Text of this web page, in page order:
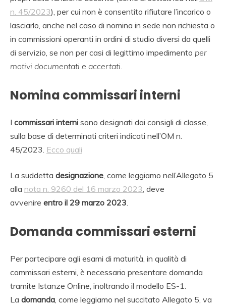
n. 45/2023), per cui non è consentito rifiutare l’incarico o
lasciarlo, anche nel caso di nomina in sede non richiesta o
in commissioni operanti in ordini di studio diversi da quelli
di servizio, se non per casi di legittimo impedimento per
motivi documentati e accertati.
Nomina commissari interni
I commissari interni sono designati dai consigli di classe,
sulla base di determinati criteri indicati nell’OM n.
45/2023. Ecco quali
La suddetta designazione , come leggiamo nell’Allegato 5
alla nota n. 9260 del 16 marzo 2023 , deve
avvenire entro il 29 marzo 2023
Domanda commissari esterni
Per partecipare agli esami di maturità, in qualità di
commissari esterni, è necessario presentare domanda
tramite Istanze Online, inoltrando il modello ES-1.
La domanda , come leggiamo nel succitato Allegato 5, va